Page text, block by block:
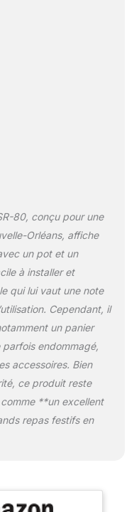
Design
CSA
80, conçu pour une
Orléans, affiche
un pot et un
à installer et
qui lui vaut une note
Cependant, il
un panier
endommagé,
accessoires. Bien
ce produit reste
**un excellent
repas festifs en